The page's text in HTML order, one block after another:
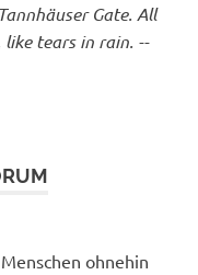
Gate. All
tears in rain. --
ohnehin